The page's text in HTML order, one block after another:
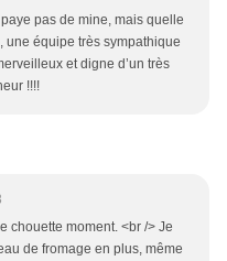
pas de mine, mais quelle
une équipe très sympathique
et digne d’un très
!!!!
chouette moment. <br /> Je
de fromage en plus, même